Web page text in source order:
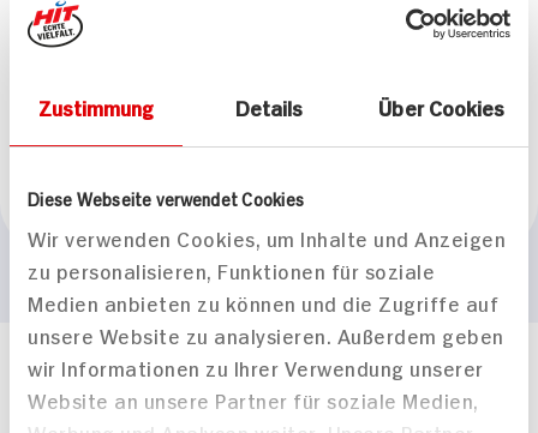
Zustimmung Details Über Cookies
Diese Webseite verwendet Cookies
Wir verwenden Cookies, um Inhalte und Anzeigen
zu personalisieren, Funktionen für soziale
Medien anbieten zu können und die Zugriffe auf
unsere Website zu analysieren. Außerdem geben
wir Informationen zu Ihrer Verwendung unserer
Website an unsere Partner für soziale Medien,
Häufig gestellte Fragen
Mehr Informationen in unserem FAQ